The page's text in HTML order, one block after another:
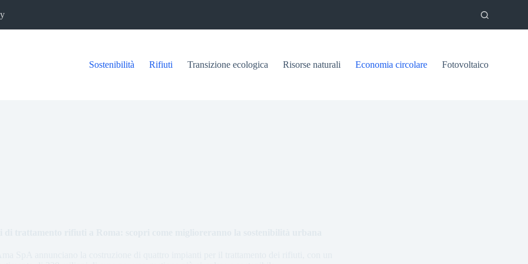
Sostenibilità Rifiuti Transizione ecologica Risorse naturali Economia circolare Fotovoltaico